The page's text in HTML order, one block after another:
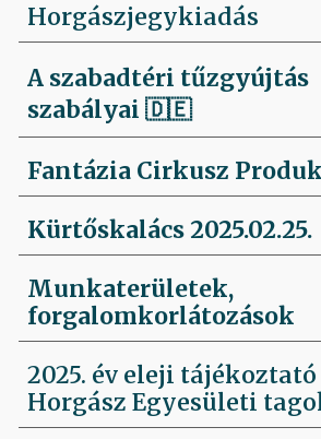
Horgászjegykiadás
A szabadtéri tűzgyújtás
szabályai 🇩🇪
Fantázia Cirkusz
Kürtőskalács 2025.02.25.
Munkaterületek,
forgalomkorlátozások
2025. év eleji tájékoztató
Horgász Egyesületi